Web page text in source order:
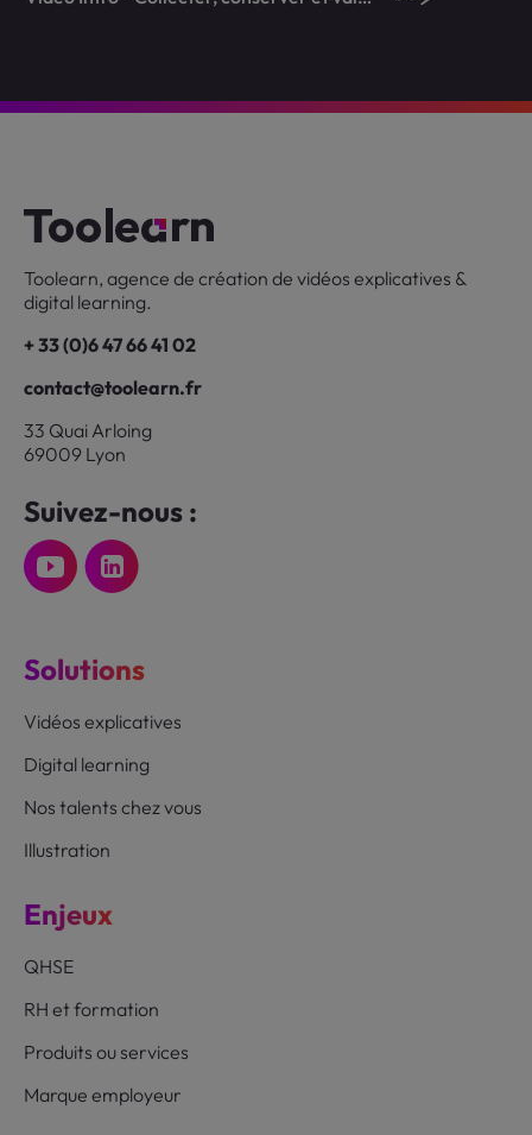
Toolearn, agence de création de vidéos explicatives &
digital learning.
+ 33 (0)6 47 66 41 02
contact@toolearn.fr
33 Quai Arloing
69009 Lyon
Suivez-nous :
Solutions
Vidéos explicatives
Digital learning
Nos talents chez vous
Illustration
Enjeux
QHSE
RH et formation
Produits ou services
Marque employeur